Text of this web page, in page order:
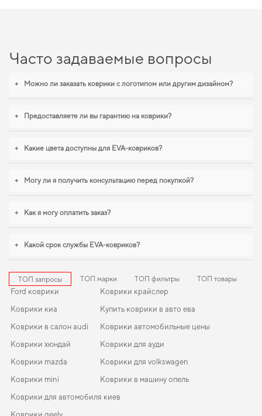
Часто задаваемые вопросы
+ Можно ли заказать коврики с логотипом или другим дизайном?
+ Предоставляете ли вы гарантию на коврики?
+ Какие цвета доступны для EVA-ковриков?
+ Могу ли я получить консультацию перед покупкой?
+ Как я могу оплатить заказ?
+ Какой срок службы EVA-ковриков?
ТОП запросы ТОП марки ТОП фильтры ТОП товары
Ford коврики
Коврики киа
Коврики в салон audi
Коврики хюндай
Коврики mazda
Коврики mini
Коврики крайслер
Купить коврики в авто ева
Коврики автомобильные цены
Коврики для ауди
Коврики для volkswagen
Коврики в машину опель
Коврики для автомобиля киев